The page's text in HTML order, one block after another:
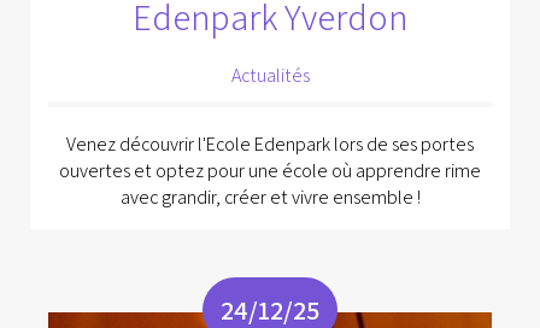
Edenpark Yverdon
Actualités
Venez découvrir l'Ecole Edenpark lors de ses portes
ouvertes et optez pour une école où apprendre rime
avec grandir, créer et vivre ensemble !
24/12/25